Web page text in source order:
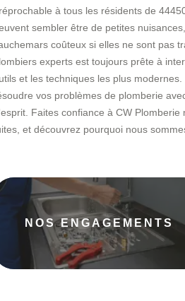
à tous les résidents de
sembler être de petites
coûteux si elles ne sont pas
experts est toujours prête à
et les techniques les plus
vos problèmes de plomberie
Faites confiance à CW
et découvrez pourquoi nous
NOS ENGAGEMENTS